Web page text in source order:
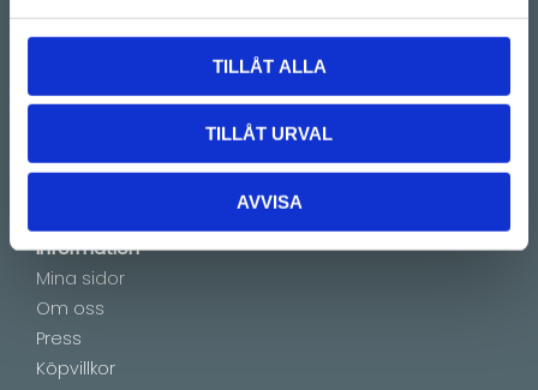
TILLÅT ALLA
TILLÅT URVAL
AVVISA
Montageinstruktioner
Showroom by appointment
Information
Mina sidor
Om oss
Press
Köpvillkor